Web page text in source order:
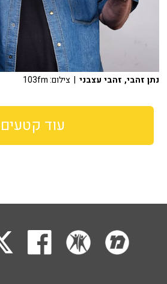
נתן זהבי, זהבי עצבני | צילום: 103fm
עוד קטעים